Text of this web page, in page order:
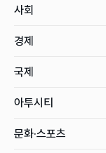
사회
경제
국제
아투시티
문화·스포츠